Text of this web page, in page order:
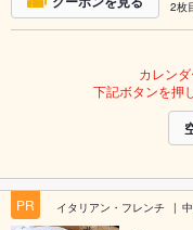
2枚
カレン
下記ボタンを押
PR イタリアン・フレンチ